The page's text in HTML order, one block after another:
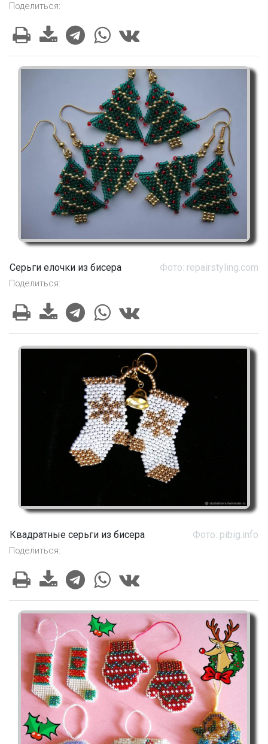
Поделиться:
Серьги елочки из бисера Фото: repairstyling.com
Поделиться:
Квадратные серьги из бисера Фото: pibig.info
Поделиться: